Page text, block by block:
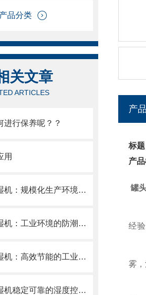
品分类
关文章
ARTICLES
进行保养呢？？
用
大功率工业除湿机：规模化生产环境的湿度调控中枢
大功率工业除湿机：工业环境的防潮卫士
大功率工业除湿机：高效节能的工业干燥解决方案
大功率工业除湿机稳定可靠的湿度控制解决方案
产
标
产
罐
经
雾